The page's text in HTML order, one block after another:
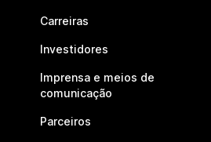
Carreiras
Investidores
Imprensa e meios de
comunicação
Parceiros